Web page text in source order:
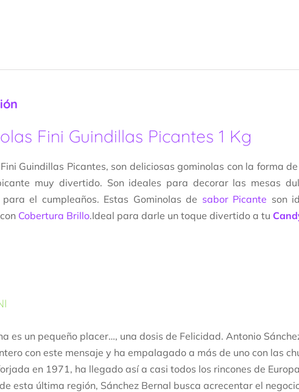
Fini Guindillas Picantes 1 Kg
Guindillas Picantes, son deliciosas gominolas con la forma
muy divertido. Son ideales para decorar las mesas
para el cumpleaños. Estas Gominolas de sabor Picante son
Cobertura Brillo.Ideal para darle un toque divertido a tu
es un pequeño placer…, una dosis de Felicidad. Antonio
con este mensaje y ha empalagado a más de uno con las
en 1971, ha llegado así a casi todos los rincones de
esta última región, Sánchez Bernal busca acrecentar el